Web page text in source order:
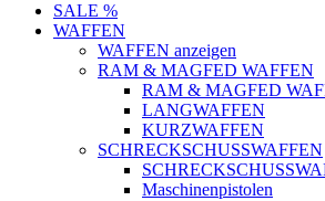
SALE %
WAFFEN
WAFFEN anzeigen
RAM & MAGFED WAFFEN
RAM & MAGFED
LANGWAFFEN
KURZWAFFEN
SCHRECKSCHUSSWAFFEN
Maschinenpistolen